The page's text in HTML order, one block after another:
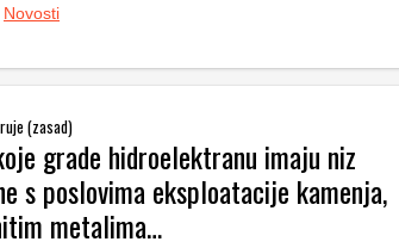
Novosti
(zasad)
grade hidroelektranu imaju niz
s poslovima eksploatacije kamenja,
metalima…